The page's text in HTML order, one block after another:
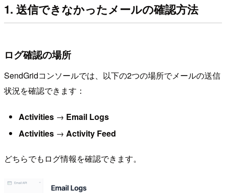
1. 送信できなかったメールの確認方法
ログ確認の場所
SendGridコンソールでは、以下の2つの場所でメールの送信
状況を確認できます：
Activities→ Email Logs
Activities→ Activity Feed
どちらでもログ情報を確認できます。